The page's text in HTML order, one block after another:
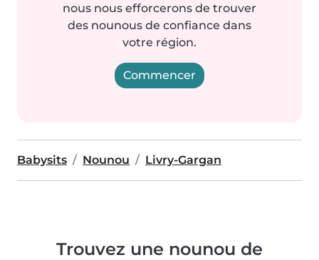
nous nous efforcerons de trouver
des nounous de confiance dans
votre région.
Commencer
Babysits Nounou Livry-Gargan
Trouvez une nounou de